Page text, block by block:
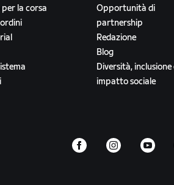
per la corsa
Opportunità di
partnership
Redazione
Blog
Diversità, inclusione
impatto sociale